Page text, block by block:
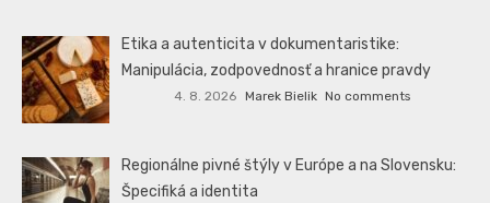
Etika a autenticita v dokumentaristike:
Manipulácia, zodpovednosť a hranice pravdy
4. 8. 2026 Marek Bielik No comments
Regionálne pivné štýly v Európe a na Slovensku:
Špecifiká a identita